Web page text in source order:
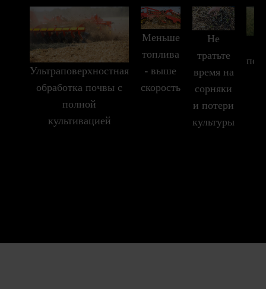
Ультраповерхностная
обработка почвы с
полной
культивацией
Меньше
топлива
- выше
скорость
Не
тратьте
время на
сорняки
и потери
культуры